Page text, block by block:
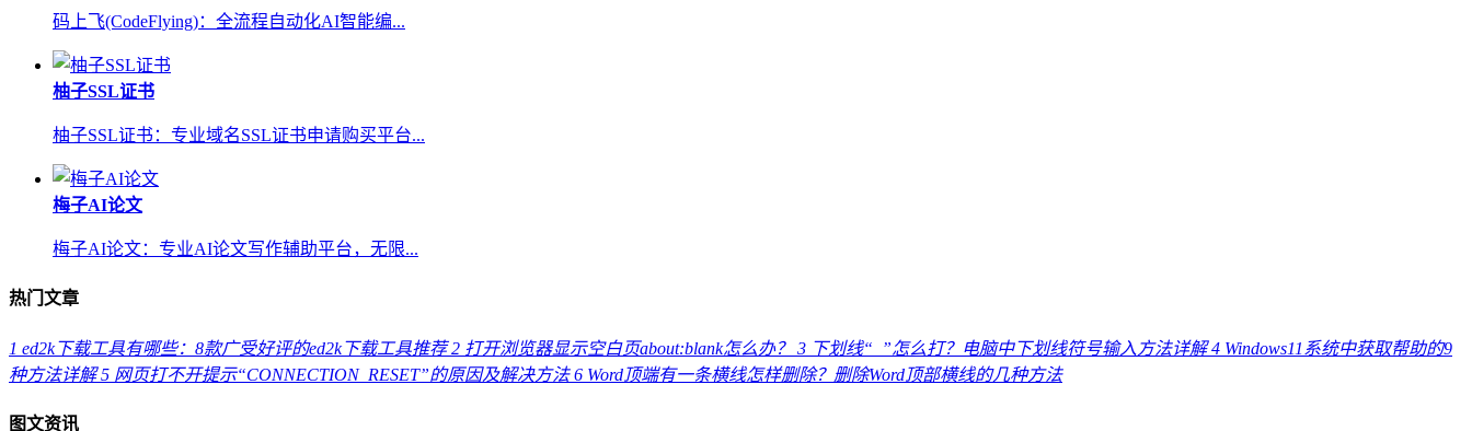
码上飞(CodeFlying)：全流程自动化AI智能编...
柚子SSL证书
柚子SSL证书：专业域名SSL证书申请购买平台...
梅子AI论文
梅子AI论文：专业AI论文写作辅助平台，无限...
热门文章
1 ed2k下载工具有哪些：8款广受好评的ed2k下载工具推荐 2 打开浏览器显示空白页about:blank怎么办？ 3 下划线“_”怎么打？电脑中下划线符号输入方法详解 4 Windows11系统中获取帮助的9
种方法详解 5 网页打不开提示“CONNECTION_RESET”的原因及解决方法 6 Word顶端有一条横线怎样删除？删除Word顶部横线的几种方法
图文资讯